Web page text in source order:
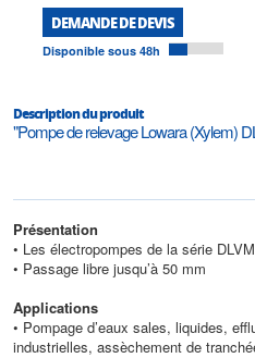
DEMANDE DE DEVIS
Disponible sous 48h
Description du produit
"Pompe de relevage Lowara (Xylem)
Présentation
• Les électropompes de la série
• Passage libre jusqu’à 50 mm
Applications
• Pompage d’eaux sales, liquides,
industrielles, assèchement de